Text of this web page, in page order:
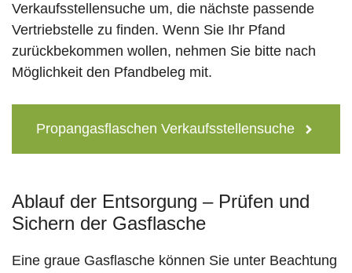
Verkaufsstellensuche um, die nächste passende
Vertriebstelle zu finden. Wenn Sie Ihr Pfand
zurückbekommen wollen, nehmen Sie bitte nach
Möglichkeit den Pfandbeleg mit.
Propangasflaschen Verkaufsstellensuche
Ablauf der Entsorgung – Prüfen und
Sichern der Gasflasche
Eine graue Gasflasche können Sie unter Beachtung